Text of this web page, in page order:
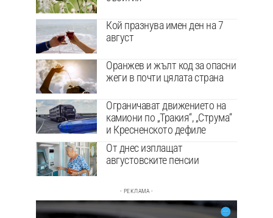
Кой празнува имен ден на 7
август
Оранжев и жълт код за опасни
жеги в почти цялата страна
Ограничават движението на
камиони по „Тракия“, „Струма“
и Кресненското дефиле
От днес изплащат
августовските пенсии
- РЕКЛАМА -